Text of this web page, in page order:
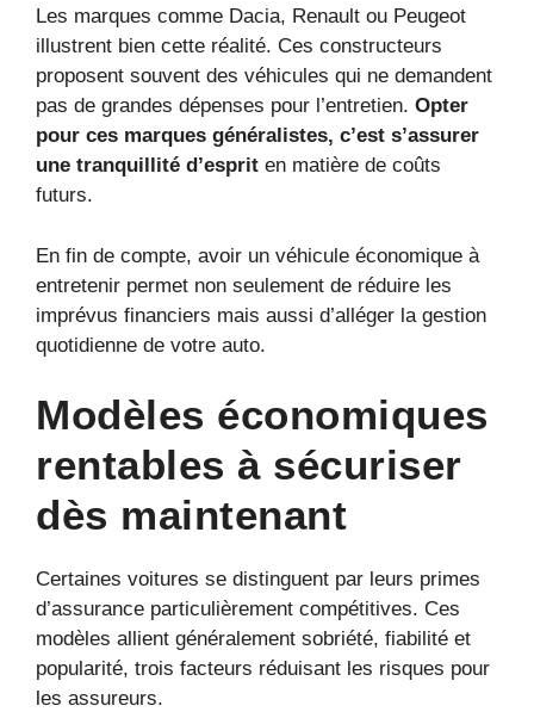
Les marques comme Dacia, Renault ou Peugeot
illustrent bien cette réalité. Ces constructeurs
proposent souvent des véhicules qui ne demandent
pas de grandes dépenses pour l’entretien. Opter
pour ces marques généralistes, c’est s’assurer
une tranquillité d’esprit en matière de coûts
futurs.
En fin de compte, avoir un véhicule économique à
entretenir permet non seulement de réduire les
imprévus financiers mais aussi d’alléger la gestion
quotidienne de votre auto.
Modèles économiques
rentables à sécuriser
dès maintenant
Certaines voitures se distinguent par leurs primes
d’assurance particulièrement compétitives. Ces
modèles allient généralement sobriété, fiabilité et
popularité, trois facteurs réduisant les risques pour
les assureurs.